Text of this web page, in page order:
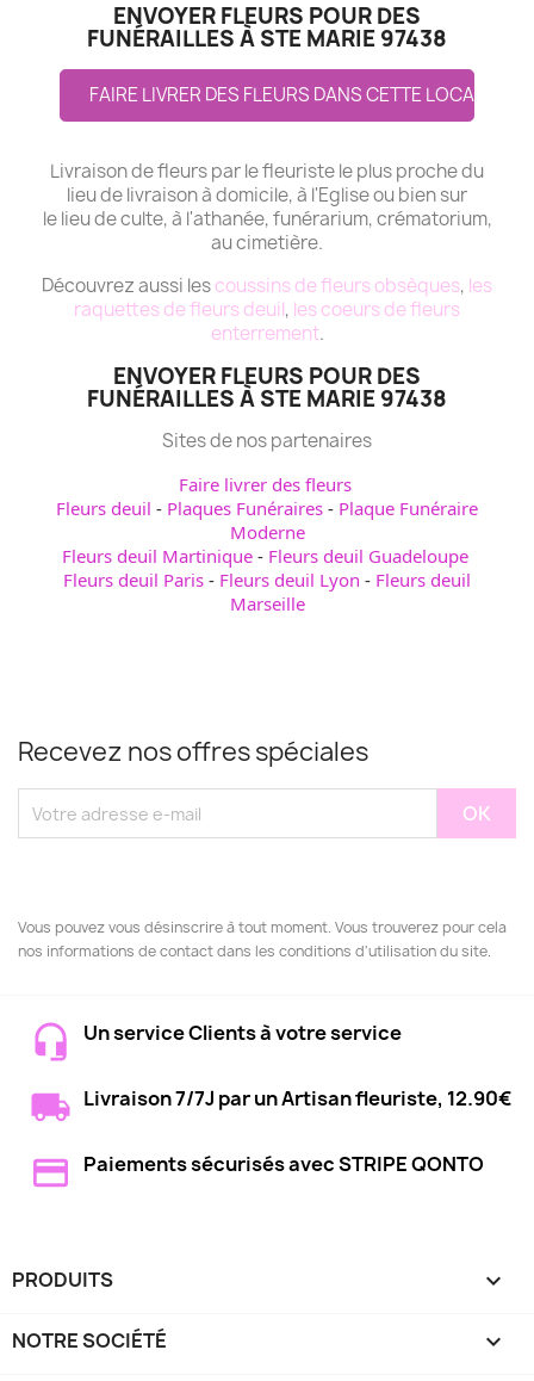
ENVOYER FLEURS POUR DES
FUNÉRAILLES À STE MARIE 97438
FAIRE LIVRER DES FLEURS DANS CETTE LOCALITE
Livraison de fleurs par le fleuriste le plus proche du
lieu de livraison à domicile, à l'Eglise ou bien sur
le lieu de culte, à l'athanée, funérarium, crématorium,
au cimetière.
Découvrez aussi lescoussins de fleurs obsèques, les
raquettes de fleurs deuil, les coeurs de fleurs
enterrement.
ENVOYER FLEURS POUR DES
FUNÉRAILLES À STE MARIE 97438
Sites de nos partenaires
Faire livrer des fleurs
Fleurs deuil - Plaques Funéraires - Plaque Funéraire
Moderne
Fleurs deuil Martinique- Fleurs deuil Guadeloupe
Fleurs deuil Paris - Fleurs deuil Lyon - Fleurs deuil
Marseille
Recevez nos offres spéciales
Vous pouvez vous désinscrire à tout moment. Vous trouverez pour cela
nos informations de contact dans les conditions d'utilisation du site.
Un service Clients à votre service
Livraison 7/7J par un Artisan fleuriste, 12.90€
Paiements sécurisés avec STRIPE QONTO
PRODUITS 
NOTRE SOCIÉTÉ 